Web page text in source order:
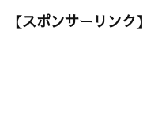
【スポンサーリンク】